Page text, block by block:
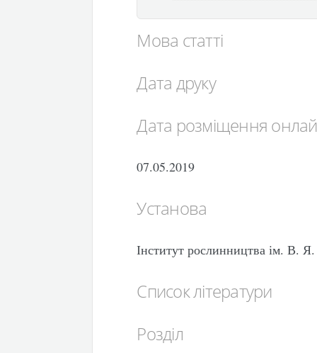
Мова статті
Дата друку
Дата розміщення
07.05.2019
Установа
Інститут рослинництва ім.
Список літератури
Розділ